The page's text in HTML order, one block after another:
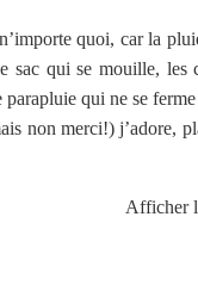
quoi, car la
sac qui se mouille, les
parapluie qui ne se
non merci!) j’adore,